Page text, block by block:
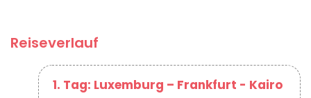
Reiseverlauf
1. Tag: Luxemburg – Frankfurt - Kairo